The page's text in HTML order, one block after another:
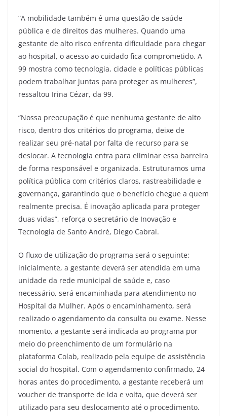
“A mobilidade também é uma questão de saúde
pública e de direitos das mulheres. Quando uma
gestante de alto risco enfrenta dificuldade para chegar
ao hospital, o acesso ao cuidado fica comprometido. A
99 mostra como tecnologia, cidade e políticas públicas
podem trabalhar juntas para proteger as mulheres”,
ressaltou Irina Cézar, da 99.
“Nossa preocupação é que nenhuma gestante de alto
risco, dentro dos critérios do programa, deixe de
realizar seu pré-natal por falta de recurso para se
deslocar. A tecnologia entra para eliminar essa barreira
de forma responsável e organizada. Estruturamos uma
política pública com critérios claros, rastreabilidade e
governança, garantindo que o benefício chegue a quem
realmente precisa. É inovação aplicada para proteger
duas vidas”, reforça o secretário de Inovação e
Tecnologia de Santo André, Diego Cabral.
O fluxo de utilização do programa será o seguinte:
inicialmente, a gestante deverá ser atendida em uma
unidade da rede municipal de saúde e, caso
necessário, será encaminhada para atendimento no
Hospital da Mulher. Após o encaminhamento, será
realizado o agendamento da consulta ou exame. Nesse
momento, a gestante será indicada ao programa por
meio do preenchimento de um formulário na
plataforma Colab, realizado pela equipe de assistência
social do hospital. Com o agendamento confirmado, 24
horas antes do procedimento, a gestante receberá um
voucher de transporte de ida e volta, que deverá ser
utilizado para seu deslocamento até o procedimento.